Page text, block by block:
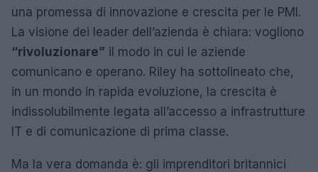
una promessa di innovazione e crescita per le PMI.
La visione dei leader dell’azienda è chiara: vogliono
“rivoluzionare” il modo in cui le aziende
comunicano e operano. Riley ha sottolineato che,
in un mondo in rapida evoluzione, la crescita è
indissolubilmente legata all’accesso a infrastrutture
IT e di comunicazione di prima classe.
Ma la vera domanda è: gli imprenditori britannici